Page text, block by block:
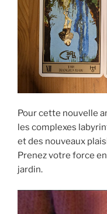
Pour cette nouvelle
les complexes
et des nouveaux
Prenez votre force
jardin.